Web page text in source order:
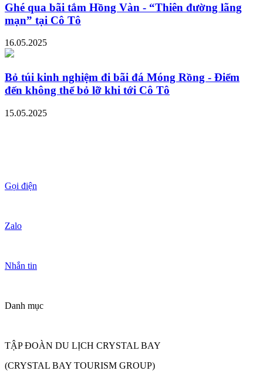
Ghé qua bãi tắm Hồng Vàn - “Thiên đường lãng
mạn” tại Cô Tô
16.05.2025
Bỏ túi kinh nghiệm đi bãi đá Móng Rồng - Điểm
đến không thể bỏ lỡ khi tới Cô Tô
15.05.2025
Gọi điện
Zalo
Nhắn tin
Danh mục
TẬP ĐOÀN DU LỊCH CRYSTAL BAY
(CRYSTAL BAY TOURISM GROUP)